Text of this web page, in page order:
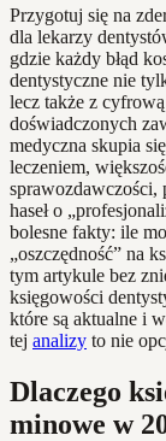
Przygotuj się na
dla lekarzy
gdzie każdy błąd
dentystyczne nie
lecz także z
doświadczonych
medyczna skupia
leczeniem,
sprawozdawczości,
haseł o
bolesne fakty: ile
„oszczędność” na
tym artykule bez
księgowości
które są aktualne i
tej analizy to nie
Dlaczego
minowe w